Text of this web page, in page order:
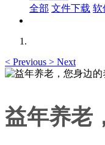
全部 文件下载 软
< Previous > Next
益年养老